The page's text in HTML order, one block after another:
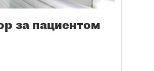
за пациентом